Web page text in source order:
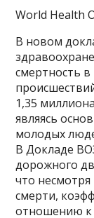
World Health
В новом
смертность
1,35
являясь
молодых
В Докладе
дорожного
что несмотря
смерти,
отношению к